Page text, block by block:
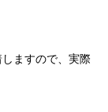
ますので、実際